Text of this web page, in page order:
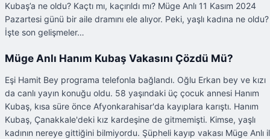
Kubaş’a ne oldu? Kaçtı mı, kaçırıldı mı? Müge Anlı 11 Kasım 2024
Pazartesi günü bir aile dramını ele alıyor. Peki, yaşlı kadına ne oldu?
İşte son gelişmeler…
Müge Anlı Hanım Kubaş Vakasını Çözdü Mü?
Eşi Hamit Bey programa telefonla bağlandı. Oğlu Erkan bey ve kızı
da canlı yayın konuğu oldu. 58 yaşındaki üç çocuk annesi Hanım
Kubaş, kısa süre önce Afyonkarahisar'da kayıplara karıştı. Hanım
Kubaş, Çanakkale'deki kız kardeşine de gitmemişti. Kimse, yaşlı
kadının nereye gittiğini bilmiyordu. Şüpheli kayıp vakası Müge Anlı